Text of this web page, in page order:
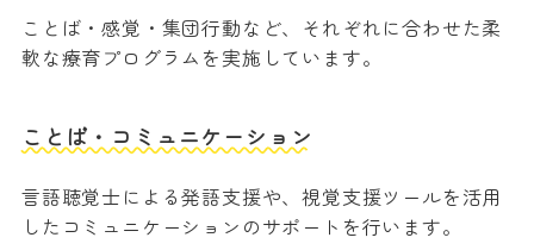
ことば・感覚・集団行動など、それぞれに合わせた柔
軟な療育プログラムを実施しています。
ことば・コミュニケーション
言語聴覚士による発語支援や、視覚支援ツールを活用
したコミュニケーションのサポートを行います。